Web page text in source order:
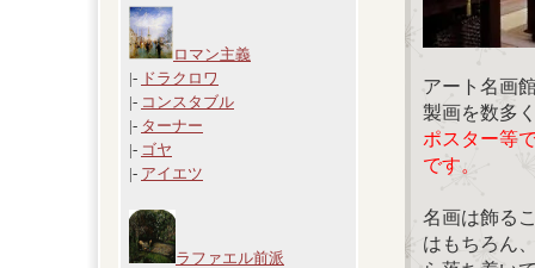
ロマン主義
|- ドラクロワ
|- コンスタブル
|- ターナー
|- ゴヤ
|- アイエツ
ラファエル前派
アート名画
製画を数多
ポスター等
です。
名画は飾る
はもちろん